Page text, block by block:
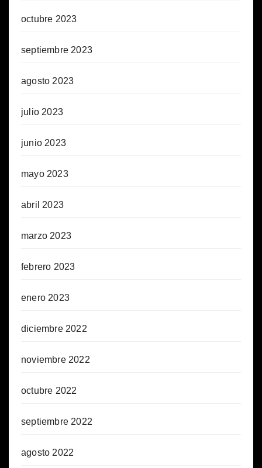
octubre 2023
septiembre 2023
agosto 2023
julio 2023
junio 2023
mayo 2023
abril 2023
marzo 2023
febrero 2023
enero 2023
diciembre 2022
noviembre 2022
octubre 2022
septiembre 2022
agosto 2022